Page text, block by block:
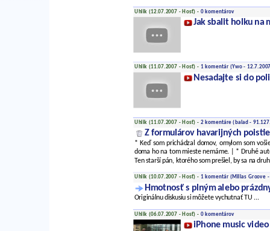
Uhlik (12.07.2007 - Hosť) - 0 komentárov
Jak sbalit holku na
Uhlik (11.07.2007 - Hosť) - 1 komentár (Ywo -
Nesadajte si do
Uhlik (11.07.2007 - Hosť) - 2 komentáre(balad -
Z formulárov havarijných
* Keď som prichádzal domov, omylom som
doma ho na tom mieste nemáme. | * Druhé
Ten starší pán, ktorého som prešiel, by sa na
Uhlik (10.07.2007 - Hosť) - 1 komentár (Millas Groove
Hmotnosť s plným alebo
Originálnu diskusiu si môžete vychutnať TU ...
Uhlik (06.07.2007 - Hosť) - 0 komentárov
iPhone music video